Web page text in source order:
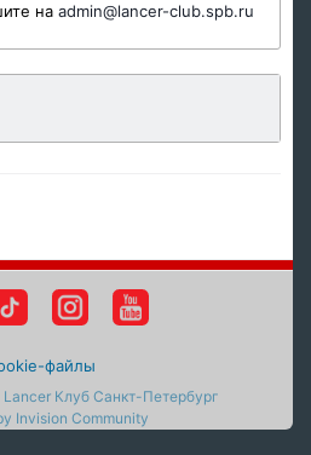
на admin@lancer-club.spb.ru
файлы
Клуб Санкт-Петербург
Invision Community